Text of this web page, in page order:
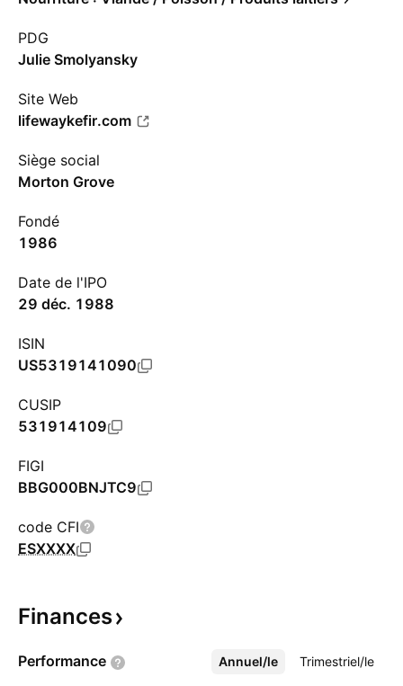
PDG
Julie Smolyansky
Site Web
lifewaykefir.com
Siège social
Morton Grove
Fondé
1986
Date de l'IPO
29 déc. 1988
ISIN
US5319141090
CUSIP
531914109
FIGI
BBG000BNJTC9
code CFI
ESXXXX
Finances
Performance Annuel/le Trimestriel/le
Plus